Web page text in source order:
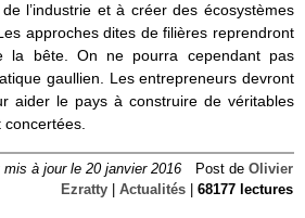
l’industrie et à créer des écosystèmes
approches dites de filières reprendront
la bête. On ne pourra cependant pas
gaullien. Les entrepreneurs devront
aider le pays à construire de véritables
concertées.
à jour le 20 janvier 2016 Post de Olivier
Ezratty
Actualités 68177 lectures